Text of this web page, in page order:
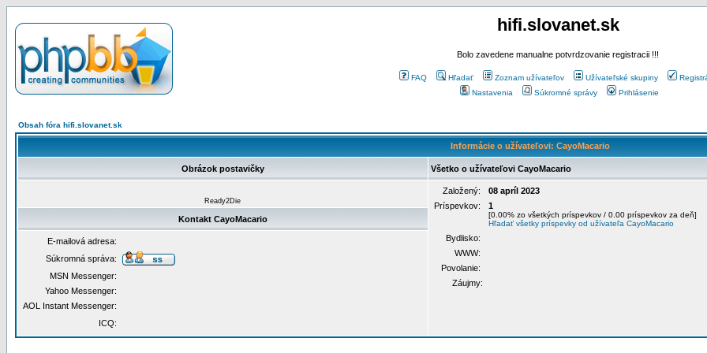
hifi.slovanet.sk
Bolo zavedene manualne potvrdzovanie registracii !!!
FAQ Hľadať Zoznam užívateľov Užívateľské skupiny
Nastavenia
Súkromné správy Prihlásenie
Obsah fóra hifi.slovanet.sk
Informácie o užívateľovi: CayoMacario
Obrázok postavičky Všetko o užívateľovi CayoMacario
Ready2Die
Založený:
08 apríl 2023
Príspevkov:
1
[0.00% zo všetkých príspevkov / 0.00 príspevkov za deň]
Hľadať všetky príspevky od užívateľa CayoMacario
Bydlisko:
WWW:
Povolanie:
Záujmy:
Kontakt CayoMacario
E-mailová adresa:
Súkromná správa:
MSN Messenger:
Yahoo Messenger:
AOL Instant Messenger:
ICQ: